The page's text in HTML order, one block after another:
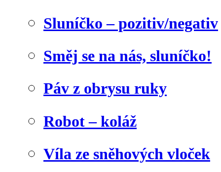
Sluníčko – pozitiv/negativ
Směj se na nás, sluníčko!
Páv z obrysu ruky
Robot – koláž
Víla ze sněhových vloček